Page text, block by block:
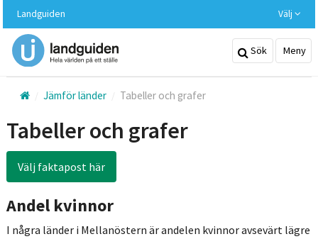
huvudinnehållet
Landguiden Välj
Sök Meny
Jämför länder Tabeller och grafer
Tabeller och grafer
Välj faktapost här
Andel kvinnor
I några länder i Mellanöstern är andelen kvinnor avsevärt lägre